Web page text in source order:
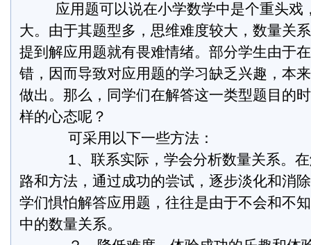
应用题可以说在小学数学中是个重头戏
大。由于其题型多，思维难度较大，数量关
提到解应用题就有畏难情绪。部分学生由于
错，因而导致对应用题的学习缺乏兴趣，本
做出。那么，同学们在解答这一类型题目的
样的心态呢？
可采用以下一些方法：
1、联系实际，学会分析数量关系。在
路和方法，通过成功的尝试，逐步淡化和消
学们惧怕解答应用题，往往是由于不会和不
中的数量关系。